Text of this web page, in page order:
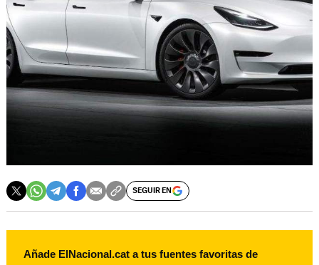
SEGUIR EN
Añade ElNacional.cat a tus fuentes favoritas de